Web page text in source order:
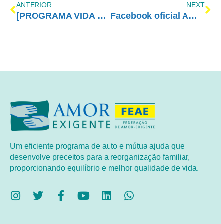
ANTERIOR
[PROGRAMA VIDA MELHOR – REDEVIDA] – 28/03/2016
NEXT
Facebook oficial Amor-Exigente no ar!
Um eficiente programa de auto e mútua ajuda que
desenvolve preceitos para a reorganização familiar,
proporcionando equilíbrio e melhor qualidade de vida.